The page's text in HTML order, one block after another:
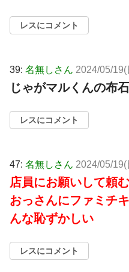
レスにコメント
39: 名無しさん 2024/05/
じゃがマルくんの布石
レスにコメント
47: 名無しさん 2024/05/
店員にお願いして頼
おっさんにファミチ
んな恥ずかしい
レスにコメント